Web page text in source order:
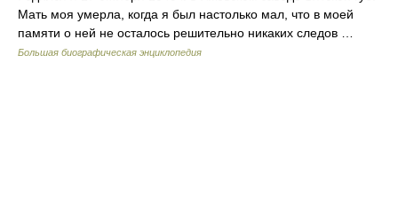
Мать моя умерла, когда я был настолько мал, что в моей
памяти о ней не осталось решительно никаких следов …
Большая биографическая энциклопедия